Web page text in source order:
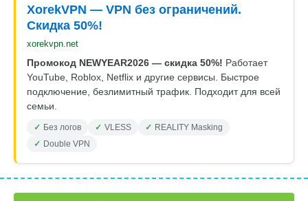
XorekVPN — VPN без ограничений.
Скидка 50%!
xorekvpn.net
Промокод NEWYEAR2026 — скидка 50%! Работает
YouTube, Roblox, Netflix и другие сервисы. Быстрое
подключение, безлимитный трафик. Подходит для всей
семьи.
Без логов VLESS
REALITY Masking
Double VPN